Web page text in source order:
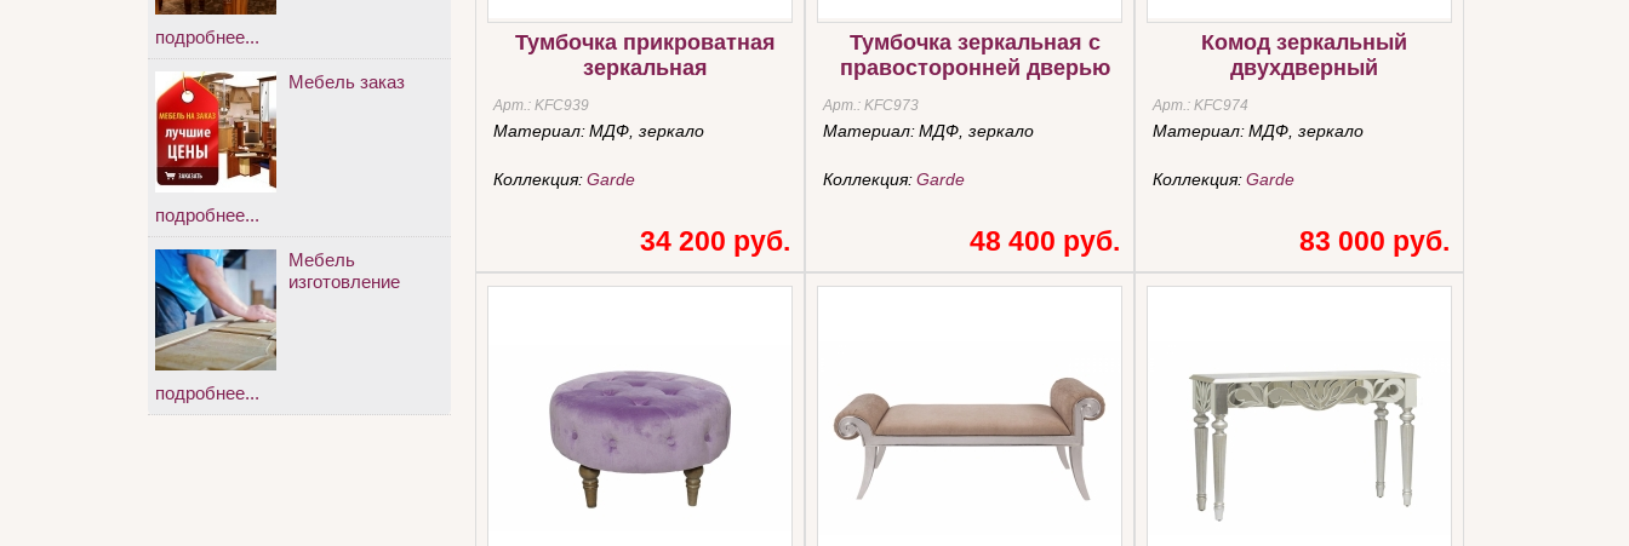
Тумбочка прикроватная
зеркальная
Арт.: KFC939
Материал:МДФ, зеркало
Коллекция:Garde
34 200 руб.
Тумбочка зеркальная с
правосторонней дверью
Арт.: KFC973
Материал:МДФ, зеркало
Коллекция:Garde
48 400 руб.
Комод зеркальный
двухдверный
Арт.: KFC974
Материал:МДФ, зеркало
Коллекция:Garde
83 000 руб.
подробнее...
Мебель заказ
подробнее...
Мебель
изготовление
подробнее...